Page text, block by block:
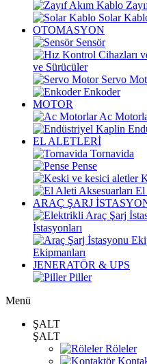
Solar
OTOMASYON
Sensör
ve Sürücüler
Servo
Enkoder
MOTOR
Ac
EL ALETLERİ
Tornavida
Pense
El
ARAÇ ŞARJ
İstasyonları
Ekipmanları
JENERATÖR & UPS
Piller
Menü
ŞALT
ŞALT
Röleler